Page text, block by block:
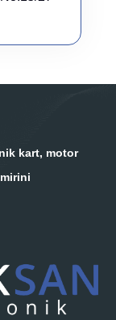
kart, motor